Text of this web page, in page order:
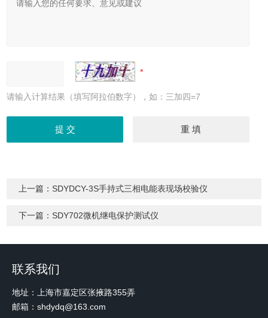
请输入计算结果（填写阿拉伯数字），如：三加四=7
上一篇： SDYDCY-3S手持式三相电能表现场校验仪
下一篇： SDY702微机继电保护测试仪
联系我们
地址：上海市嘉定区张掖路355弄
邮箱：shdydq@163.com